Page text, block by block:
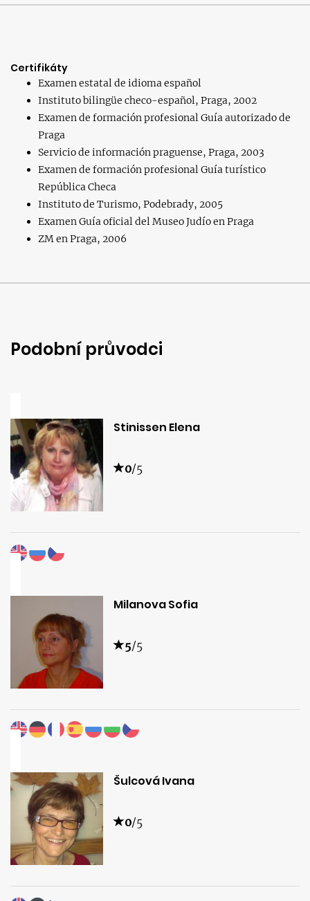
Certifikáty
Examen estatal de idioma español
Instituto bilingüe checo-español, Praga, 2002
Examen de formación profesional Guía autorizado de
Praga
Servicio de información praguense, Praga, 2003
Examen de formación profesional Guía turístico
República Checa
Instituto de Turismo, Podebrady, 2005
Examen Guía oficial del Museo Judío en Praga
ZM en Praga, 2006
Podobní průvodci
Stinissen Elena
0/5
Milanova Sofia
5/5
Šulcová Ivana
0/5